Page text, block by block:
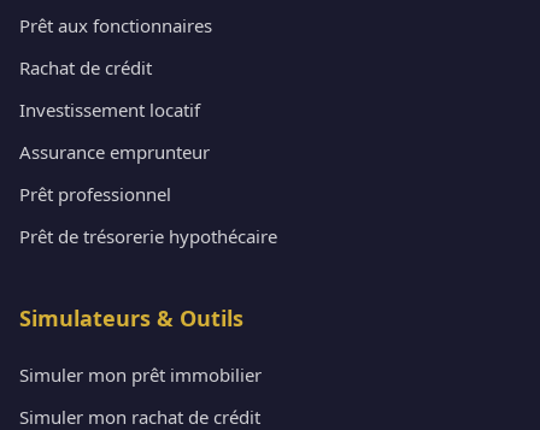
Prêt aux fonctionnaires
Rachat de crédit
Investissement locatif
Assurance emprunteur
Prêt professionnel
Prêt de trésorerie hypothécaire
Simulateurs & Outils
Simuler mon prêt immobilier
Simuler mon rachat de crédit